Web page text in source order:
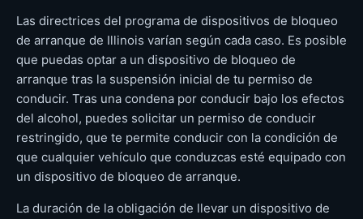
Las directrices del programa de dispositivos de bloqueo
de arranque de Illinois varían según cada caso. Es posible
que puedas optar a un dispositivo de bloqueo de
arranque tras la suspensión inicial de tu permiso de
conducir. Tras una condena por conducir bajo los efectos
del alcohol, puedes solicitar un permiso de conducir
restringido, que te permite conducir con la condición de
que cualquier vehículo que conduzcas esté equipado con
un dispositivo de bloqueo de arranque.
La duración de la obligación de llevar un dispositivo de